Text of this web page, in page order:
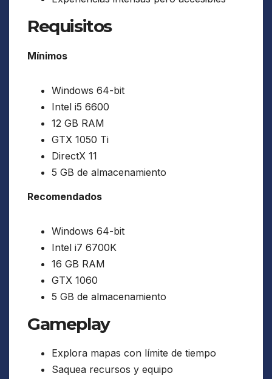
Requisitos
Mínimos
Windows 64-bit
Intel i5 6600
12 GB RAM
GTX 1050 Ti
DirectX 11
5 GB de almacenamiento
Recomendados
Windows 64-bit
Intel i7 6700K
16 GB RAM
GTX 1060
5 GB de almacenamiento
Gameplay
Explora mapas con límite de tiempo
Saquea recursos y equipo